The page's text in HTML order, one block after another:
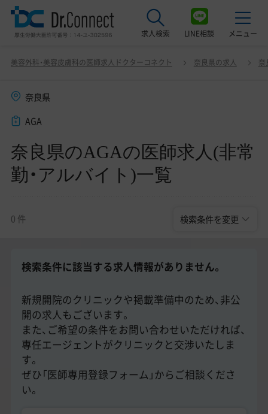
求人検索 LINE相談 メニュー
美容クリニック見学ご希望の方はこちら
サービス紹介
ドクターコネクトの強み
エージェント紹介
常勤求人一覧
美容医療医師の転職お役立ちコンテンツ
美容クリニック見学・研修情報
美容外科・美容皮膚科の医師転職体験談
美容クリニックインタビュー
美容医療の転職お役立ち記事
美容外科・美容皮膚科の医師求人ドクターコネクト 奈良県の求人 奈
奈良県
AGA
奈良県のAGAの医師求人(非常
勤・アルバイト)一覧
0 件 検索条件を変更
奈良県のAGAの医師求人(非常勤・アルバイト)一覧 変更
検索条件に該当する求人情報がありません。
新規開院のクリニックや掲載準備中のため、非公
開の求人もございます。
また、ご希望の条件をお問い合わせいただければ、
専任エージェントがクリニックと交渉いたしま
す。
ぜひ「医師専用登録フォーム」からご相談くださ
い。